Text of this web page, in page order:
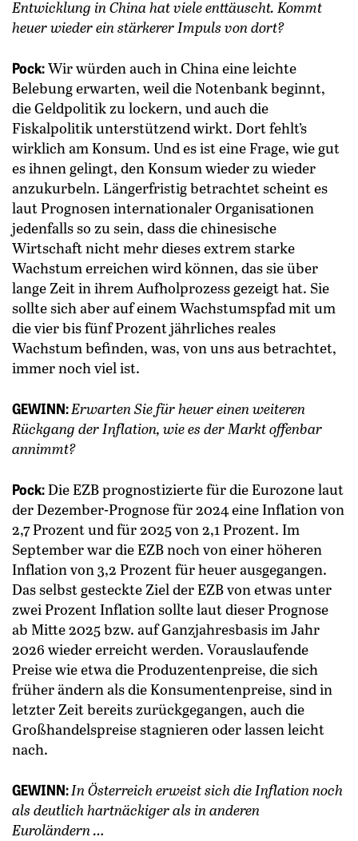
Entwicklung in China hat viele enttäuscht. Kommt
heuer wieder ein stärkerer Impuls von dort?
Pock:Wir würden auch in China eine leichte
Belebung erwarten, weil die Notenbank beginnt,
die Geldpolitik zu lockern, und auch die
Fiskalpolitik unterstützend wirkt. Dort fehlt’s
wirklich am Konsum. Und es ist eine Frage, wie gut
es ihnen gelingt, den Konsum ­wieder zu wieder
anzukurbeln. Längerfristig betrachtet scheint es
laut Prognosen internationaler Organisationen
jedenfalls so zu sein, dass die chinesische
Wirtschaft nicht mehr dieses extrem starke
Wachstum erreichen wird können, das sie über
lange Zeit in ihrem Aufholprozess gezeigt hat. Sie
sollte sich aber auf einem Wachstumspfad mit um
die vier bis fünf Prozent jährliches reales
Wachstum befinden, was, von uns aus betrachtet,
immer noch viel ist.
GEWINN:Erwarten Sie für heuer einen weiteren
Rückgang der Inflation, wie es der Markt offenbar
annimmt?
Pock:Die EZB prognostizierte für die Eurozone laut
der Dezember-Prognose für 2024 eine Inflation von
2,7 Prozent und für 2025 von 2,1 Prozent. Im
September war die EZB noch von ­einer höheren
Inflation von 3,2 Prozent für heuer ausgegangen.
Das selbst ­gesteckte Ziel der EZB von etwas unter
zwei Prozent Inflation sollte laut dieser Prognose
ab Mitte 2025 bzw. auf Ganzjahresbasis im Jahr
2026 wieder erreicht werden. Vorauslaufende
Preise wie etwa die Produzentenpreise, die sich
früher ändern als die Konsumentenpreise, sind in
letzter Zeit bereits zurückgegangen, auch die
Großhandelspreise stagnieren oder lassen leicht
nach.
GEWINN:In Österreich erweist sich die Inflation noch
als deutlich hartnäckiger als in anderen
Euroländern …